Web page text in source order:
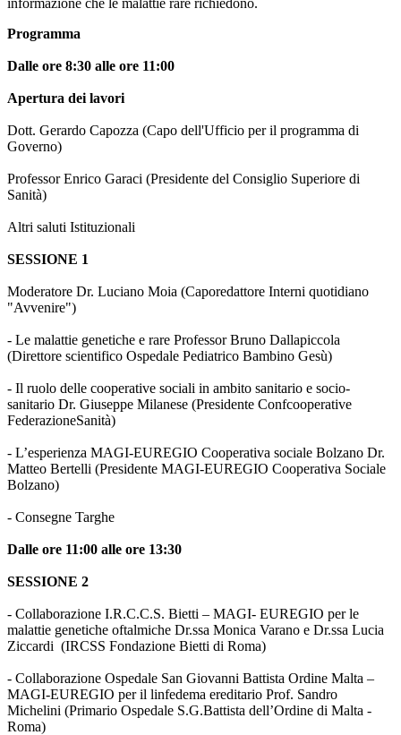
Programma
Dalle ore 8:30 alle ore 11:00
Apertura dei lavori
Dott. Gerardo Capozza (Capo dell'Ufficio per il programma di
Governo)
Professor Enrico Garaci (Presidente del Consiglio Superiore di
Sanità)
Altri saluti Istituzionali
SESSIONE 1
Moderatore Dr. Luciano Moia (Caporedattore Interni quotidiano
"Avvenire")
- Le malattie genetiche e rare Professor Bruno Dallapiccola
(Direttore scientifico Ospedale Pediatrico Bambino Gesù)
- Il ruolo delle cooperative sociali in ambito sanitario e socio-
sanitario Dr. Giuseppe Milanese (Presidente Confcooperative
FederazioneSanità)
- L’esperienza MAGI-EUREGIO Cooperativa sociale Bolzano Dr.
Matteo Bertelli (Presidente MAGI-EUREGIO Cooperativa Sociale
Bolzano)
- Consegne Targhe
Dalle ore 11:00 alle ore 13:30
SESSIONE 2
- Collaborazione I.R.C.C.S. Bietti – MAGI- EUREGIO per le
malattie genetiche oftalmiche Dr.ssa Monica Varano e Dr.ssa Lucia
Ziccardi (IRCSS Fondazione Bietti di Roma)
- Collaborazione Ospedale San Giovanni Battista Ordine Malta –
MAGI-EUREGIO per il linfedema ereditario Prof. Sandro
Michelini (Primario Ospedale S.G.Battista dell’Ordine di Malta -
Roma)